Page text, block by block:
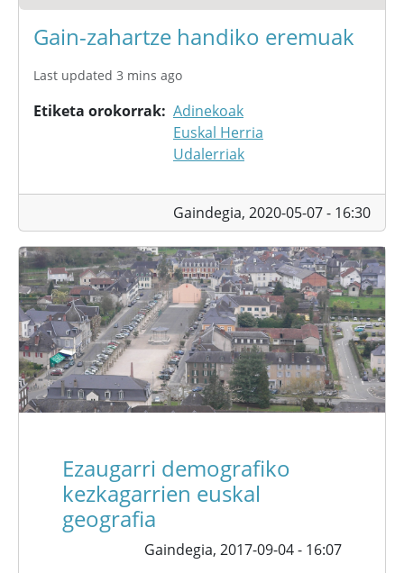
Gain-zahartze handiko eremuak
Last updated 3 mins ago
Etiketa orokorrak Adinekoak
Euskal Herria
Udalerriak
Gaindegia, 2020-05-07 - 16:30
Ezaugarri demografiko
kezkagarrien euskal
geografia
Gaindegia, 2017-09-04 - 16:07